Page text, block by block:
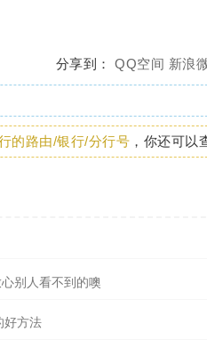
分享到： QQ空间 新浪
的路由/银行/分行号 ，你还可以